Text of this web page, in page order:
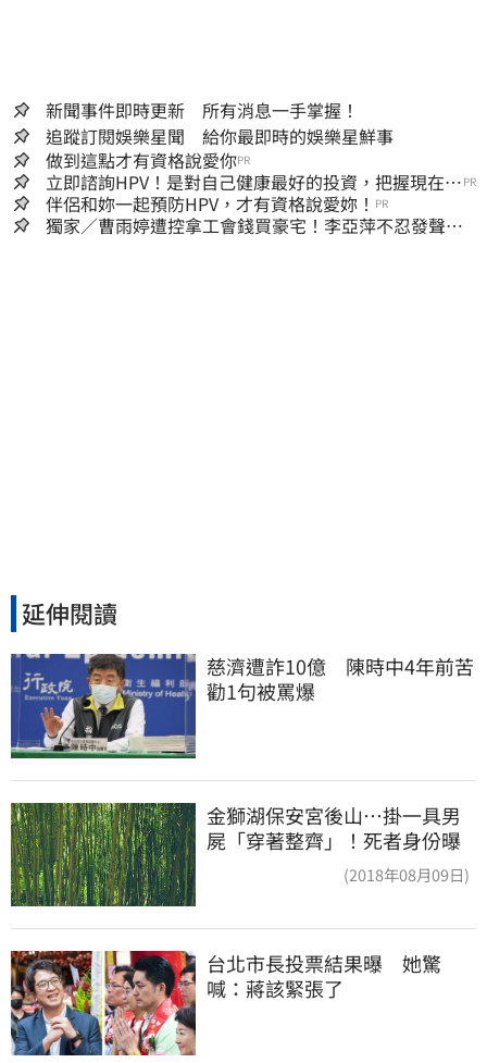
新聞事件即時更新 所有消息一手掌握！
追蹤訂閱娛樂星聞 給你最即時的娛樂星鮮事
做到這點才有資格說愛你PR
立即諮詢HPV！是對自己健康最好的投資，把握現在不
嫌晚！
PR
伴侶和妳一起預防HPV，才有資格說愛妳！ PR
獨家／曹雨婷遭控拿工會錢買豪宅！李亞萍不忍發聲：
延伸閱讀
慈濟遭詐10億　陳時中4年前苦
勸1句被罵爆
金獅湖保安宮後山…掛一具男
屍「穿著整齊」！死者身份曝
(2018年08月09日)
台北市長投票結果曝　她驚
喊：蔣該緊張了